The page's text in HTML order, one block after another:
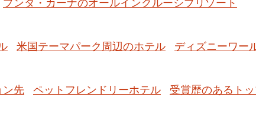
プンタ・カーナのオールインクルーシブリゾート
米国テーマパーク周辺のホテル
ディズニーワー
ン先 ペットフレンドリーホテル
受賞歴のあるト